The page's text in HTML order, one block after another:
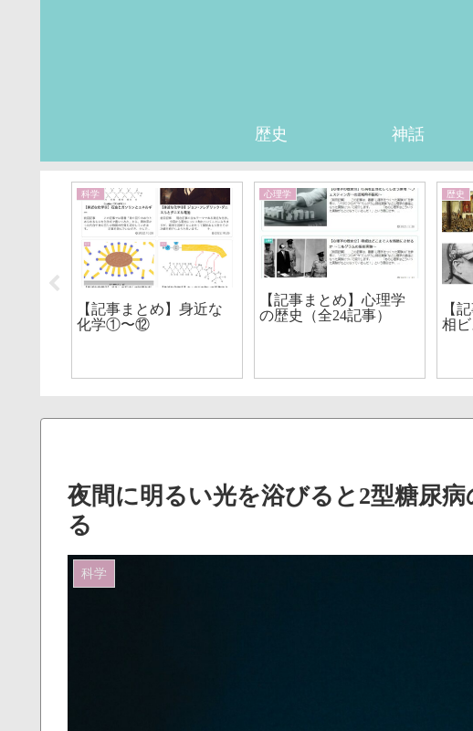
歴史 神話
科学
【記事まとめ】身近な
化学①〜⑫
心理学
【記事まとめ】心理学
の歴史（全24記事）
歴史
【
相
夜間に明るい光を浴びると2型糖尿
る
科学